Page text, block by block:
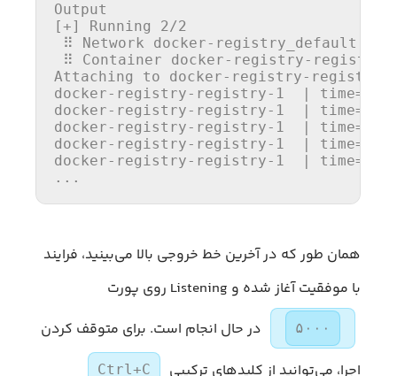
Output
[+] Running 2/2
⠿
Network docker-registry_default
⠿ Container docker-registry-registry-
Attaching to docker-registry-registry-
docker-registry-registry-1  | time=
docker-registry-registry-1  | time=
docker-registry-registry-1  | time=
docker-registry-registry-1  | time=
docker-registry-registry-1  | time=
.. .
همان طور که در آخرین خط خروجی بالا می‌بینید، فرایند
با موفقیت آغاز شده و Listening روی پورت
۵۰۰۰
در حال انجام است. برای متوقف کردن
اجرا، می‌توانید از کلیدهای ترکیبی
Ctrl+C